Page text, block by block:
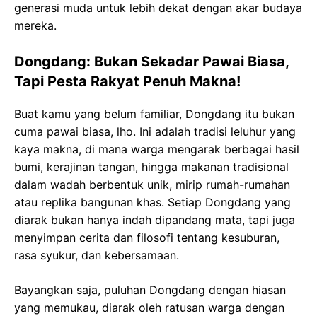
generasi muda untuk lebih dekat dengan akar budaya
mereka.
Dongdang: Bukan Sekadar Pawai Biasa,
Tapi Pesta Rakyat Penuh Makna!
Buat kamu yang belum familiar, Dongdang itu bukan
cuma pawai biasa, lho. Ini adalah tradisi leluhur yang
kaya makna, di mana warga mengarak berbagai hasil
bumi, kerajinan tangan, hingga makanan tradisional
dalam wadah berbentuk unik, mirip rumah-rumahan
atau replika bangunan khas. Setiap Dongdang yang
diarak bukan hanya indah dipandang mata, tapi juga
menyimpan cerita dan filosofi tentang kesuburan,
rasa syukur, dan kebersamaan.
Bayangkan saja, puluhan Dongdang dengan hiasan
yang memukau, diarak oleh ratusan warga dengan